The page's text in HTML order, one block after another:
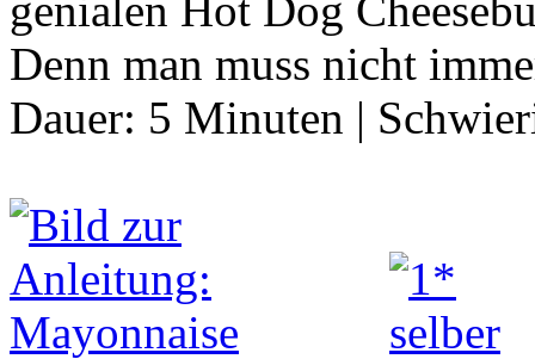
genialen Hot Dog
Denn man muss nicht
Dauer: 5 Minuten |